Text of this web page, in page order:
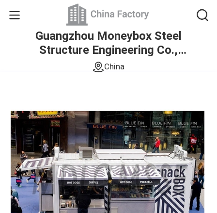
Guangzhou Moneybox Steel
Structure Engineering Co.,
Ltd.
China